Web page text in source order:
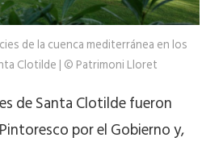
de la cuenca mediterránea en los
Clotilde | © Patrimoni Lloret
de Santa Clotilde fueron
por el Gobierno y,